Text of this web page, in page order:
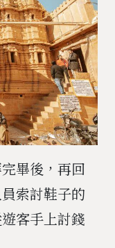
畢後，再回
索討鞋子的
客手上討錢